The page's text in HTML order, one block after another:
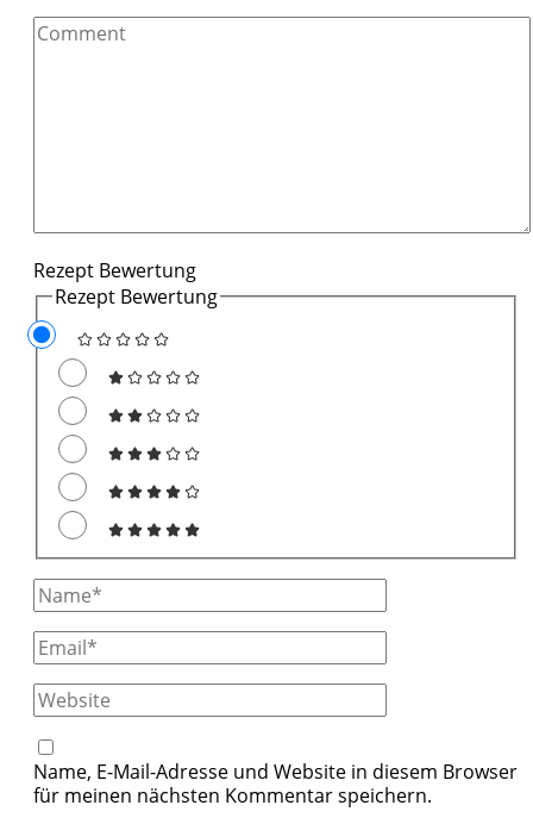
Comment
Rezept Bewertung
Rezept Bewertung
Full
Name
Email
Website
Name, E-Mail-Adresse und Website in diesem Browser
für meinen nächsten Kommentar speichern.